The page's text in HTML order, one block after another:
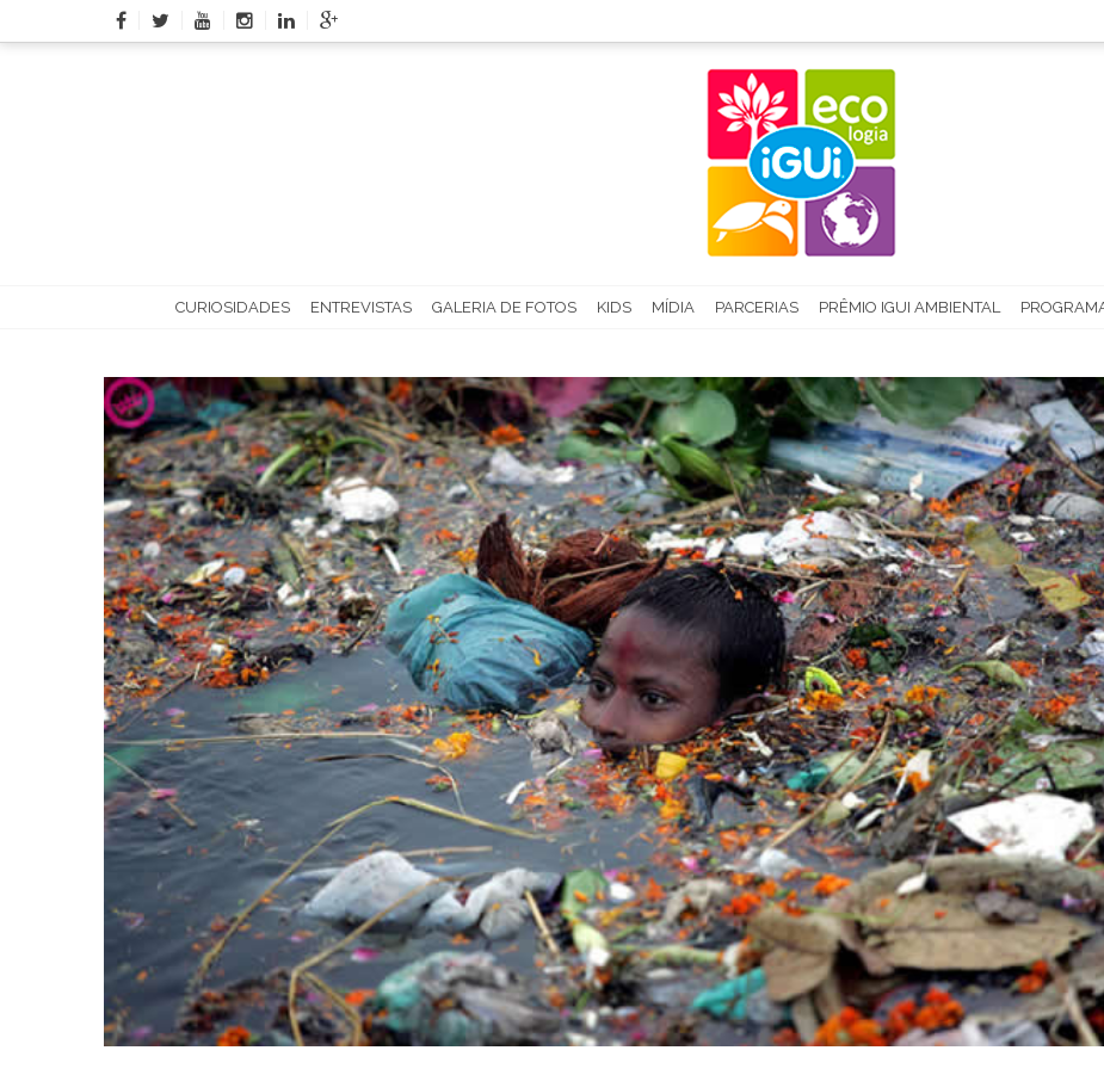
to
CURIOSIDADES ENTREVISTAS GALERIA DE FOTOS KIDS MÍDIA PARCERIAS PRÊMIO IGUI AMBIENTAL